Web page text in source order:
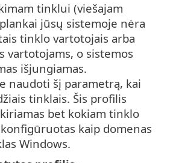
tinklui (viešajam
jūsų sistemoje nėra
tinklo vartotojais arba
vartotojams, o sistemos
išjungiamas.
naudoti šį parametrą, kai
tinklais. Šis profilis
bet kokiam tinklo
kaip domenas
Windows.